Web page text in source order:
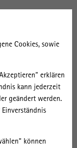
Cookies, sowie
erklären
kann jederzeit
geändert werden.
können
haben einen
des IRS. Dies gilt
die ihre…